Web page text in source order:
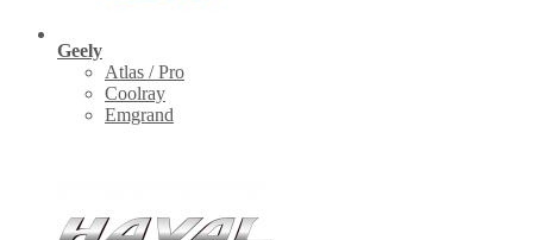
Geely
Atlas / Pro
Coolray
Emgrand